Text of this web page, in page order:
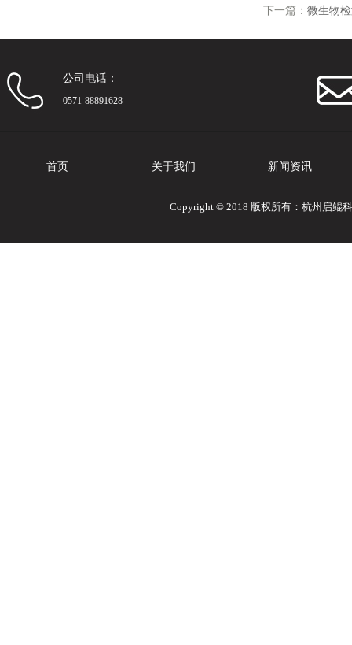
下一篇： 微生物
公司电话：
0571-88891628
首页 关于我们 新闻资讯
Copyright © 2018 版权所有：杭州启鲲